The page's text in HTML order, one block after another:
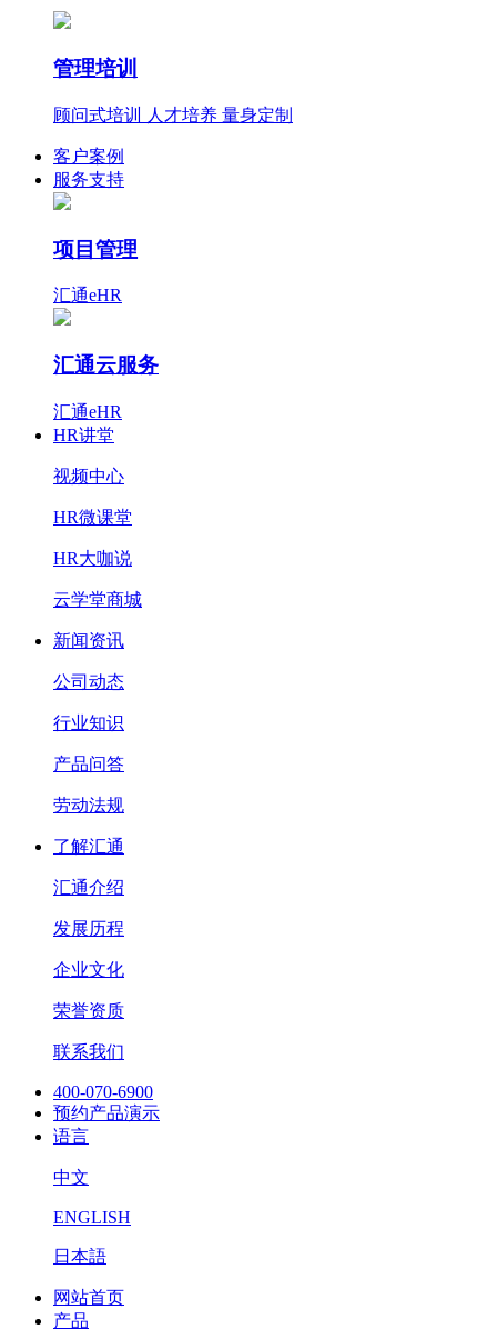
管理培训
顾问式培训 人才培养 量身定制
客户案例
服务支持
项目管理
汇通eHR
汇通云服务
汇通eHR
HR讲堂
视频中心
HR微课堂
HR大咖说
云学堂商城
新闻资讯
公司动态
行业知识
产品问答
劳动法规
了解汇通
汇通介绍
发展历程
企业文化
荣誉资质
联系我们
400-070-6900
预约产品演示
语言
中文
ENGLISH
日本語
网站首页
产品